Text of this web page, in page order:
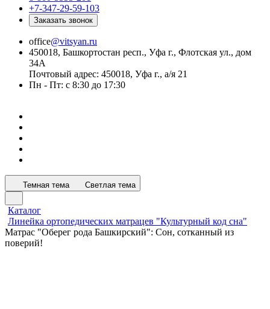
+7-347-29-59-103
Заказать звонок
office@vitsyan.ru
450018, Башкортостан респ., Уфа г., Флотская ул., дом
34А
Почтовый адрес: 450018, Уфа г., а/я 21
Пн - Пт: с 8:30 до 17:30
Темная тема Светлая тема
Каталог
Линейка ортопедических матрацев "Культурный код сна"
Матрас "Оберег рода Башкирский": Сон, сотканный из
поверий!